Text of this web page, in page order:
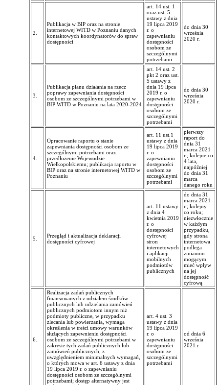
2.
Publikacja w BIP oraz na stronie
internetowej WITD w Poznaniu danych
kontaktowych koordynatorów do spraw
dostępności
art. 14 ust. 1
oraz ust. 5
ustawy z dnia
19 lipca 2019
r. o
zapewnianiu
dostępności
osobom ze
szczególnymi
potrzebami
do dnia 30
września
2020 r.
3.
Publikacja planu działania na rzecz
poprawy zapewniania dostępności
osobom ze szczególnymi potrzebami w
BIP WITD w Poznaniu na lata 2020-2024
art. 14 ust. 2
pkt 2 oraz ust.
5 ustawy z
dnia 19 lipca
2019 r. o
zapewnianiu
dostępności
osobom ze
szczególnymi
potrzebami
do dnia 30
września
2020 r.
4.
Opracowanie raportu o stanie
zapewniania dostępności osobom ze
szczególnymi potrzebami oraz
przedłożenie Wojewodzie
Wielkopolskiemu; publikacja raportu w
BIP oraz na stronie internetowej WITD w
Poznaniu
art. 11 ust.1
ustawy z dnia
19 lipca 2019
r. o
zapewnianiu
dostępności
osobom ze
szczególnymi
potrzebami
pierwszy
raport do
dnia 31
marca 2021
r.; kolejne co
4 lata,
najpóźniej
do dnia 31
marca
danego roku
5.
Przegląd i aktualizacja deklaracji
dostępności cyfrowej
art. 11 ustawy
z dnia 4
kwietnia 2019
r. o
dostępności
cyfrowej
stron
internetowych
i aplikacji
mobilnych
podmiotów
publicznych
do dnia 31
marca 2021
r.; kolejny
co roku;
niezwłocznie
w każdym
przypadku,
gdy strona
internetowa
podlega
zmianom
mogącym
mieć wpływ
na jej
dostępność
cyfrową
6.
Realizacja zadań publicznych
finansowanych z udziałem środków
publicznych lub udzielania zamówień
publicznych podmiotom innym niż
podmioty publiczne, w przypadku
zlecania lub powierzania, wymaga
określenia w treści umowy warunków
służących zapewnieniu dostępności
osobom ze szczególnymi potrzebami w
zakresie tych zadań publicznych lub
zamówień publicznych, z
uwzględnieniem minimalnych wymagań,
o których mowa w art. 6 ustawy z dnia
19 lipca 2019 r. o zapewnianiu
dostępności osobom ze szczególnymi
potrzebami; dostęp alternatywny jest
art. 4 ust. 3
ustawy z dnia
19 lipca 2019
r. o
zapewnianiu
dostępności
osobom ze
szczególnymi
potrzebami
od dnia 6
września
2021 r.